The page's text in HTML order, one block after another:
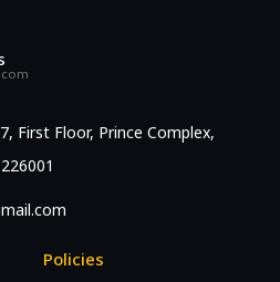
First Floor, Prince Complex,
Policies